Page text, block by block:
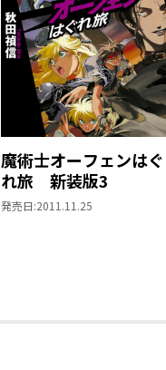
魔術士オーフェンはぐ
れ旅 新装版3
発売日:2011.11.25